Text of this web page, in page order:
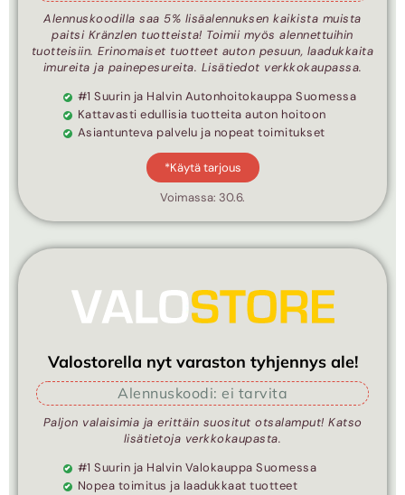
Alennuskoodilla saa 5% lisäalennuksen kaikista muista
paitsi Kränzlen tuotteista! Toimii myös alennettuihin
tuotteisiin. Erinomaiset tuotteet auton pesuun, laadukkaita
imureita ja painepesureita. Lisätiedot verkkokaupassa.
#1 Suurin ja Halvin Autonhoitokauppa Suomessa
Kattavasti edullisia tuotteita auton hoitoon
Asiantunteva palvelu ja nopeat toimitukset
*Käytä tarjous
Voimassa: 30.6.
Valostorella nyt varaston tyhjennys ale!
Alennuskoodi: ei tarvita
Paljon valaisimia ja erittäin suositut otsalamput! Katso
lisätietoja verkkokaupasta.
#1 Suurin ja Halvin Valokauppa Suomessa
Nopea toimitus ja laadukkaat tuotteet